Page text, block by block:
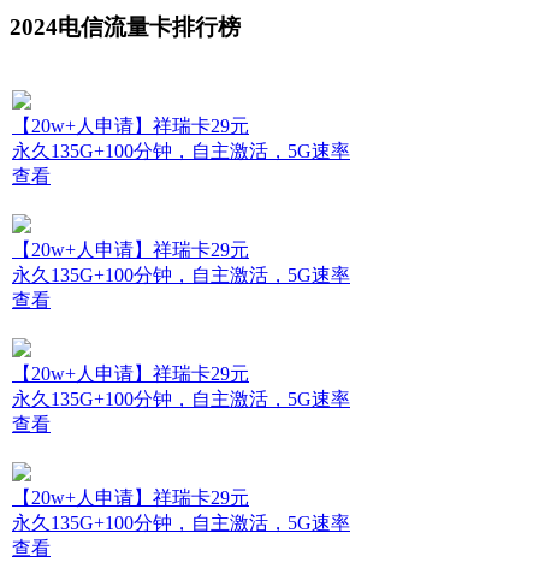
2024电信流量卡排行榜
【20w+人申请】祥瑞卡29元
永久135G+100分钟，自主激活，5G速率
查看
【20w+人申请】祥瑞卡29元
永久135G+100分钟，自主激活，5G速率
查看
【20w+人申请】祥瑞卡29元
永久135G+100分钟，自主激活，5G速率
查看
【20w+人申请】祥瑞卡29元
永久135G+100分钟，自主激活，5G速率
查看